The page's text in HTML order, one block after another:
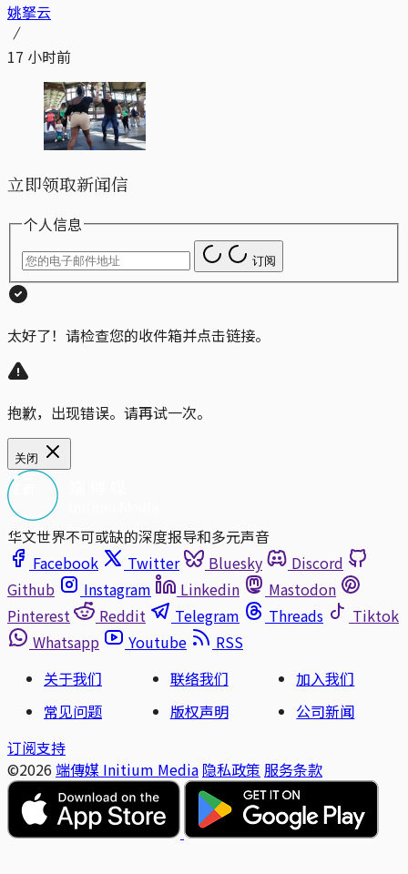
姚拏云
17 小时前
立即领取新闻信
个人信息
订阅
太好了！请检查您的收件箱并点击链接。
抱歉，出现错误。请再试一次。
关闭
华文世界不可或缺的深度报导和多元声音
Facebook
Twitter Bluesky
Discord
Github
Instagram Linkedin
Mastodon
Pinterest
Reddit Telegram Threads
Tiktok
Whatsapp
Youtube
RSS
关于我们
联络我们
加入我们
常见问题
版权声明
公司新闻
订阅支持
©2026 端傳媒 Initium Media 隐私政策 服务条款